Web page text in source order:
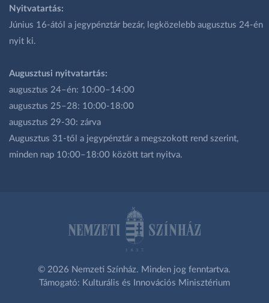
Nyitvatartás:
Június 16-ától a jegypénztár bezár, legközelebb augusztus 24-én
nyit ki.
Augusztusi nyitvatartás:
augusztus 24–én: 10:00–14:00
augusztus 25–28: 10:00-18:00
augusztus 29-30: zárva
Augusztus 31-től a jegypénztár a megszokott rend szerint,
minden nap 10:00–18:00 között tart nyitva.
© 2026 Nemzeti Színház. Minden jog fenntartva.
Támogató: Kulturális és Innovációs Minisztérium